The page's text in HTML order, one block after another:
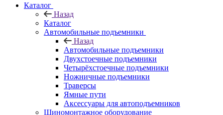
Каталог
Назад
Каталог
Автомобильные подъемники
Назад
Автомобильные подъемники
Двухстоечные подъемники
Четырёхстоечные подъемники
Ножничные подъемники
Траверсы
Ямные пути
Аксессуары для автоподъемников
Шиномонтажное оборудование